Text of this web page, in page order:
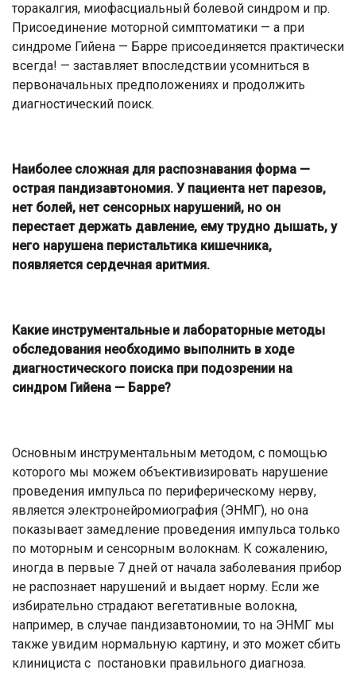
торакалгия, миофасциальный болевой синдром и пр.
Присоединение моторной симптоматики — а при
синдроме Гийена — Барре присоединяется практически
всегда! — заставляет впоследствии усомниться в
первоначальных предположениях и продолжить
диагностический поиск.
Наиболее сложная для распознавания форма —
острая пандизавтономия. У пациента нет парезов,
нет болей, нет сенсорных нарушений, но он
перестает держать давление, ему трудно дышать, у
него нарушена перистальтика кишечника,
появляется сердечная аритмия.
Какие инструментальные и лабораторные методы
обследования необходимо выполнить в ходе
диагностического поиска при подозрении на
синдром Гийена — Барре?
Основным инструментальным методом, с помощью
которого мы можем объективизировать нарушение
проведения импульса по периферическому нерву,
является электронейромиография (ЭНМГ), но она
показывает замедление проведения импульса только
по моторным и сенсорным волокнам. К сожалению,
иногда в первые 7 дней от начала заболевания прибор
не распознает нарушений и выдает норму. Если же
избирательно страдают вегетативные волокна,
например, в случае пандизавтономии, то на ЭНМГ мы
также увидим нормальную картину, и это может сбить
клинициста с постановки правильного диагноза.